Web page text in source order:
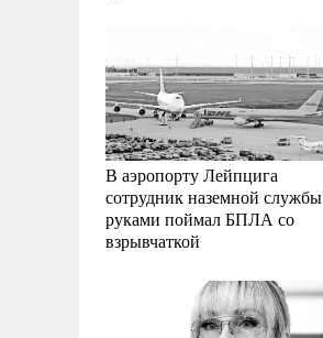
В аэропорту Лейпцига
сотрудник наземной службы
руками поймал БПЛА со
взрывчаткой